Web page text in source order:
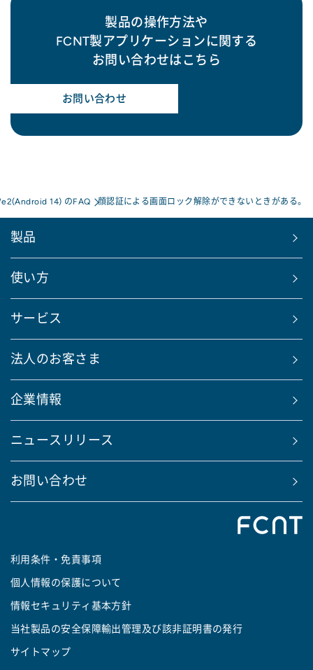
製品の操作方法や
FCNT製アプリケーションに関する
お問い合わせはこちら
お問い合わせ
14) のFAQ 顔認証による画面ロック解除ができないときがある。
製品
使い方
サービス
法人のお客さま
企業情報
ニュースリリース
お問い合わせ
利用条件・免責事項
個人情報の保護について
情報セキュリティ基本方針
当社製品の安全保障輸出管理及び該非証明書の発行
サイトマップ